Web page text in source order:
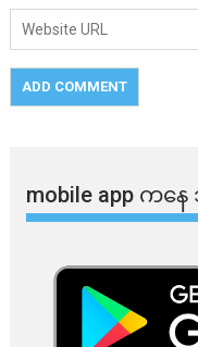
mobile app ​​ကန